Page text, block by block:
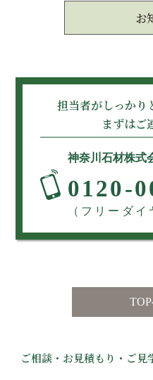
お
担当者がしっかり
まずはご
神奈川石材株式
0120-
（フリーダイ
ご相談・お見積もり・ご